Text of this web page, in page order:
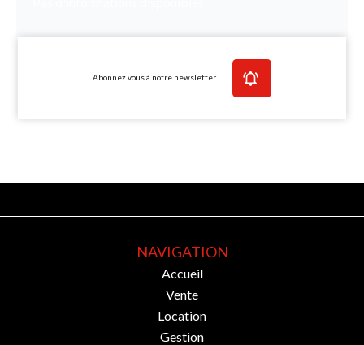
Abonnez vous à notre newsletter
NAVIGATION
Accueil
Vente
Location
Gestion